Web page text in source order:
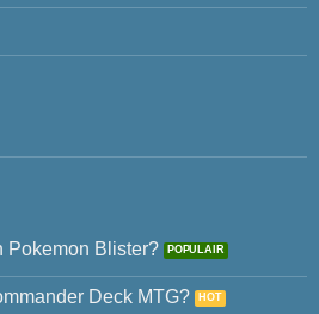
Pokemon Blister?
Deck MTG?